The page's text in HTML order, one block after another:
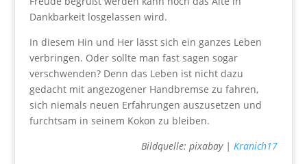
Dankbarkeit losgelassen wird.
In diesem Hin und Her lässt sich ein ganzes Leben
verbringen. Oder sollte man fast sagen sogar
verschwenden? Denn das Leben ist nicht dazu
gedacht mit angezogener Handbremse zu fahren,
sich niemals neuen Erfahrungen auszusetzen und
furchtsam in seinem Kokon zu bleiben.
Bildquelle: pixabay |Kranich17